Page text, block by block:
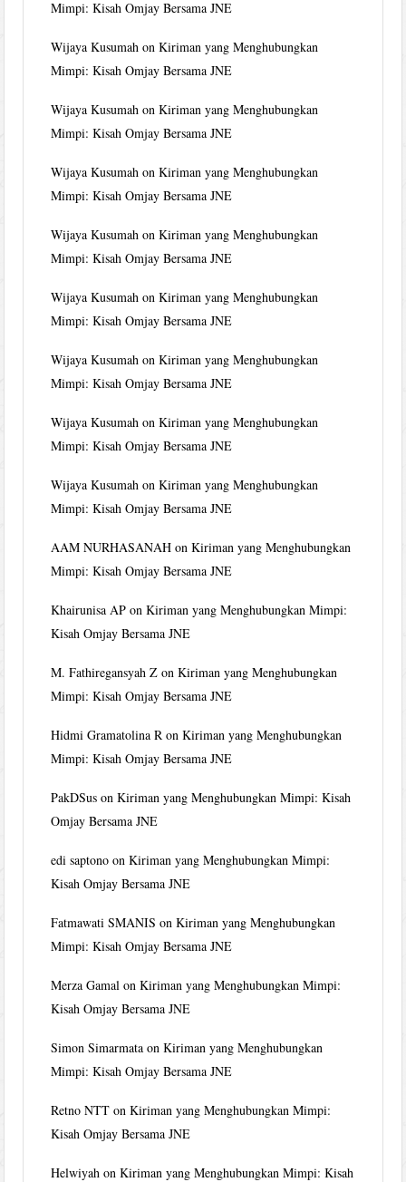
Mimpi: Kisah Omjay Bersama JNE
Wijaya Kusumah onKiriman yang Menghubungkan
Mimpi: Kisah Omjay Bersama JNE
Wijaya Kusumah onKiriman yang Menghubungkan
Mimpi: Kisah Omjay Bersama JNE
Wijaya Kusumah onKiriman yang Menghubungkan
Mimpi: Kisah Omjay Bersama JNE
Wijaya Kusumah onKiriman yang Menghubungkan
Mimpi: Kisah Omjay Bersama JNE
Wijaya Kusumah onKiriman yang Menghubungkan
Mimpi: Kisah Omjay Bersama JNE
Wijaya Kusumah onKiriman yang Menghubungkan
Mimpi: Kisah Omjay Bersama JNE
Wijaya Kusumah onKiriman yang Menghubungkan
Mimpi: Kisah Omjay Bersama JNE
Wijaya Kusumah onKiriman yang Menghubungkan
Mimpi: Kisah Omjay Bersama JNE
AAM NURHASANAH onKiriman yang Menghubungkan
Mimpi: Kisah Omjay Bersama JNE
Khairunisa AP onKiriman yang Menghubungkan Mimpi:
Kisah Omjay Bersama JNE
M. Fathiregansyah Z onKiriman yang Menghubungkan
Mimpi: Kisah Omjay Bersama JNE
Hidmi Gramatolina R onKiriman yang Menghubungkan
Mimpi: Kisah Omjay Bersama JNE
PakDSus onKiriman yang Menghubungkan Mimpi: Kisah
Omjay Bersama JNE
edi saptono onKiriman yang Menghubungkan Mimpi:
Kisah Omjay Bersama JNE
Fatmawati SMANIS onKiriman yang Menghubungkan
Mimpi: Kisah Omjay Bersama JNE
Merza Gamal onKiriman yang Menghubungkan Mimpi:
Kisah Omjay Bersama JNE
Simon Simarmata onKiriman yang Menghubungkan
Mimpi: Kisah Omjay Bersama JNE
Retno NTT onKiriman yang Menghubungkan Mimpi:
Kisah Omjay Bersama JNE
Helwiyah onKiriman yang Menghubungkan Mimpi: Kisah